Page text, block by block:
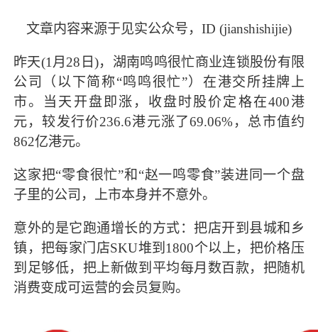
文章内容来源于见实公众号，ID (jianshishijie)
昨天(1月28日)，湖南鸣鸣很忙商业连锁股份有限
公司（以下简称“鸣鸣很忙”）在港交所挂牌上
市。当天开盘即涨，收盘时股价定格在400港
元，较发行价236.6港元涨了69.06%，总市值约
862亿港元。
这家把“零食很忙”和“赵一鸣零食”装进同一个盘
子里的公司，上市本身并不意外。
意外的是它跑通增长的方式：把店开到县城和乡
镇，把每家门店SKU堆到1800个以上，把价格压
到足够低，把上新做到平均每月数百款，把随机
消费变成可运营的会员复购。